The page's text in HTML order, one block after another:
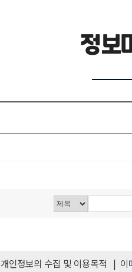
정보
개인정보의 수집 및 이용목적 이